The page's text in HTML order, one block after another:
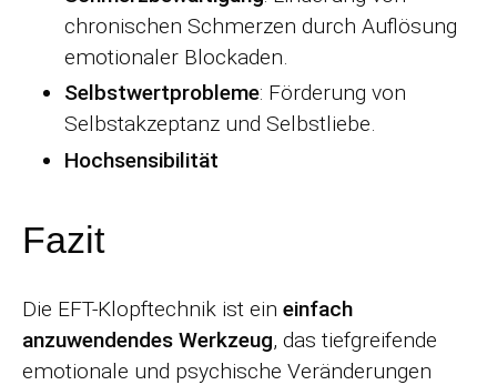
chronischen Schmerzen durch Auflösung
emotionaler Blockaden.
Selbstwertprobleme: Förderung von
Selbstakzeptanz und Selbstliebe.
Hochsensibilität
Fazit
Die EFT-Klopftechnik ist ein einfach
anzuwendendes Werkzeug, das tiefgreifende
emotionale und psychische Veränderungen